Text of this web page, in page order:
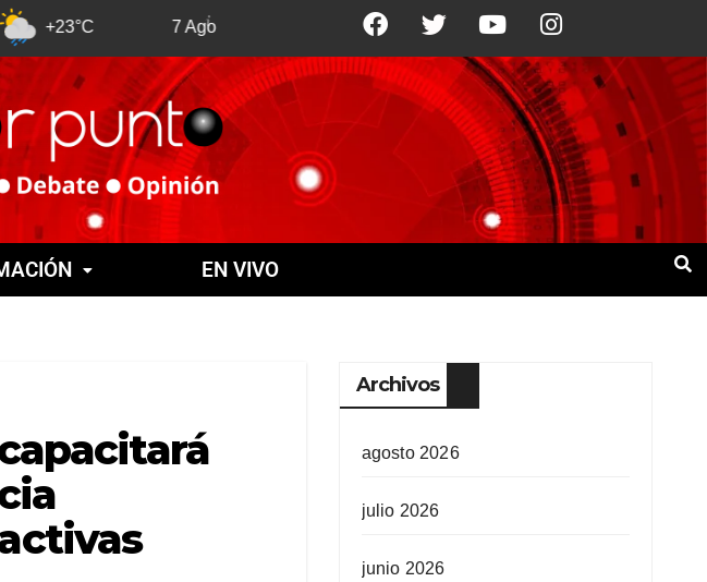
7 Ago +21°C 8 Ago +22°C 9 Ago
EN VIVO
Archivos
agosto 2026
julio 2026
junio 2026